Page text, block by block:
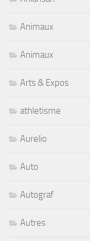
Animaux
Animaux
Arts & Expos
athletisme
Aurelio
Auto
Autograf
Autres